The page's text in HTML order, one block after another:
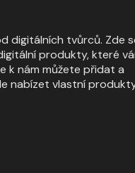
digitálních tvůrců. Zde
produkty, které
k nám můžete přidat a
nabízet vlastní